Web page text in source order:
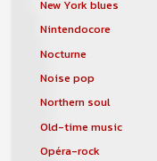
New York blues
Nintendocore
Nocturne
Noise pop
Northern soul
Old-time music
Opéra-rock